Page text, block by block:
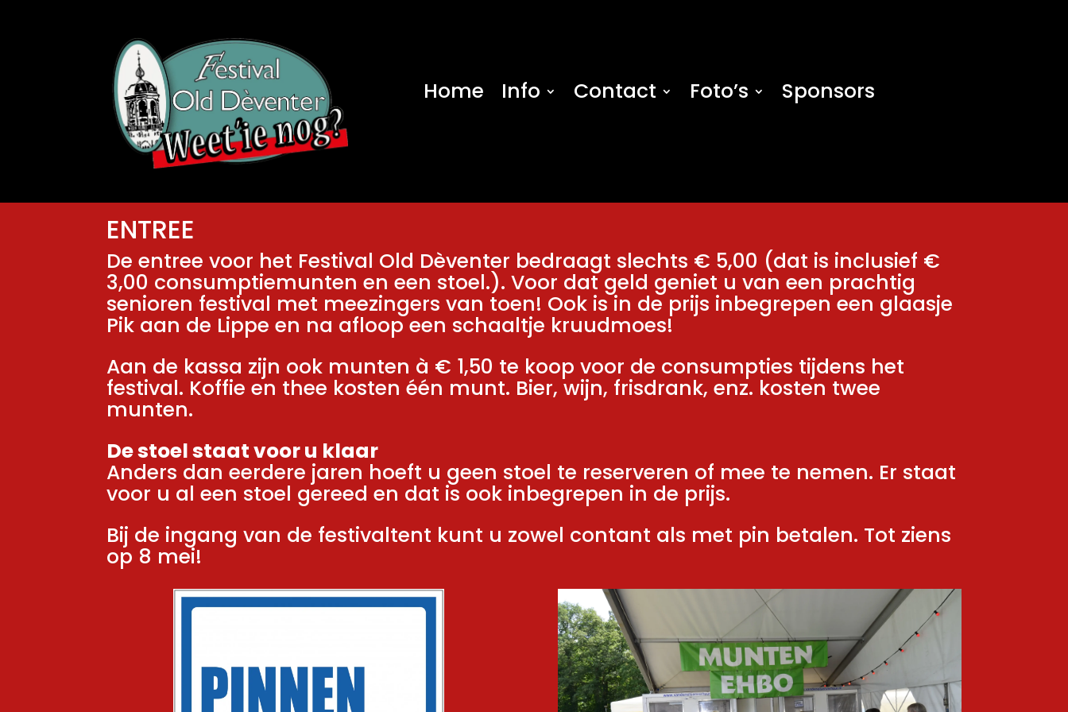
Home Info Contact Foto’s Sponsors
ENTREE
De entree voor het Festival Old Dèventer bedraagt slechts € 5,00 (dat is inclusief €
3,00 consumptiemunten en een stoel.). Voor dat geld geniet u van een prachtig
senioren festival met meezingers van toen! Ook is in de prijs inbegrepen een glaasje
Pik aan de Lippe en na afloop een schaaltje kruudmoes!
Aan de kassa zijn ook munten à € 1,50 te koop voor de consumpties tijdens het
festival. Koffie en thee kosten één munt. Bier, wijn, frisdrank, enz. kosten twee
munten.
De stoel staat voor u klaar
Anders dan eerdere jaren hoeft u geen stoel te reserveren of mee te nemen. Er staat
voor u al een stoel gereed en dat is ook inbegrepen in de prijs.
Bij de ingang van de festivaltent kunt u zowel contant als met pin betalen. Tot ziens
op 8 mei!